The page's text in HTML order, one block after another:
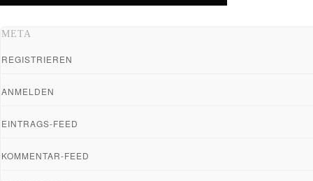
META
REGISTRIEREN
ANMELDEN
EINTRAGS-FEED
KOMMENTAR-FEED